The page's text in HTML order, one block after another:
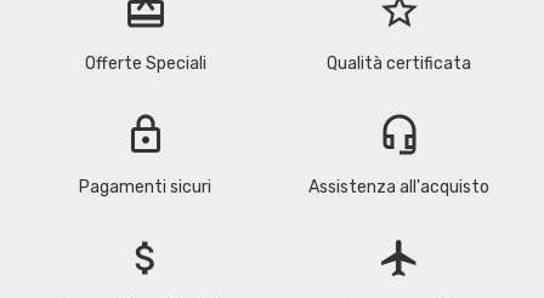
redeem
Offerte Speciali
star_border
Qualità certificata
lock
Pagamenti sicuri
headset_mic
Assistenza all'acquisto
attach_money flight